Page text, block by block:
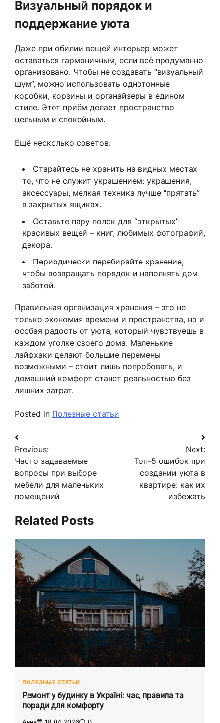
Визуальный порядок и
поддержание уюта
Даже при обилии вещей интерьер может
оставаться гармоничным, если всё продуманно
организовано. Чтобы не создавать “визуальный
шум”, можно использовать однотонные
коробки, корзины и органайзеры в едином
стиле. Этот приём делает пространство
цельным и спокойным.
Ещё несколько советов:
Старайтесь не хранить на видных местах
то, что не служит украшением: украшения,
аксессуары, мелкая техника лучше “прятать”
в закрытых ящиках.
Оставьте пару полок для “открытых”
красивых вещей – книг, любимых фотографий,
декора.
Периодически перебирайте хранение,
чтобы возвращать порядок и наполнять дом
заботой.
Правильная организация хранения – это не
только экономия времени и пространства, но и
особая радость от уюта, который чувствуешь в
каждом уголке своего дома. Маленькие
лайфхаки делают большие перемены
возможными – стоит лишь попробовать, и
домашний комфорт станет реальностью без
лишних затрат.
Posted in Полезные статьи
Навигация
по
записям
Previous:
Часто задаваемые
вопросы при выборе
мебели для маленьких
помещений
Next:
Топ-5 ошибок при
создании уюта в
квартире: как их
избежать
Related Posts
ПОЛЕЗНЫЕ СТАТЬИ
Ремонт у будинку в Україні: час, правила та
поради для комфорту